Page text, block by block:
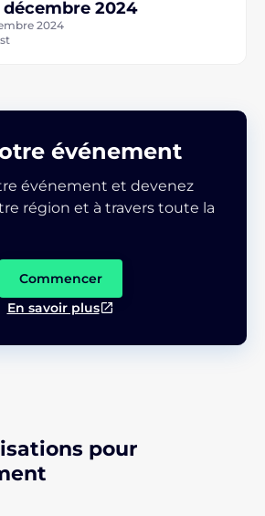
décembre 2024
2024
événement
événement et devenez
région et à travers toute la
Commencer
En savoir plus
pour